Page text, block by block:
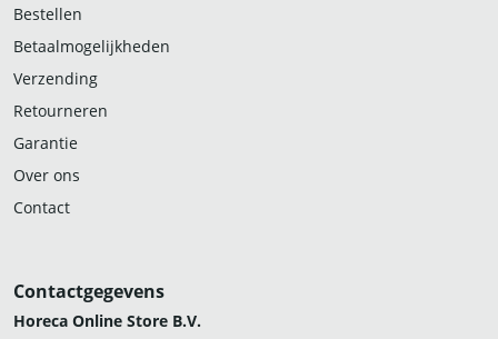
Bestellen
Betaalmogelijkheden
Verzending
Retourneren
Garantie
Over ons
Contact
Contactgegevens
Horeca Online Store B.V.